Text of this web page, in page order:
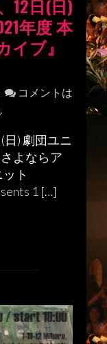
12日(日)
年度 本
イブ』
コメントは
) 劇団ユニ
よならア
ト
1 […]